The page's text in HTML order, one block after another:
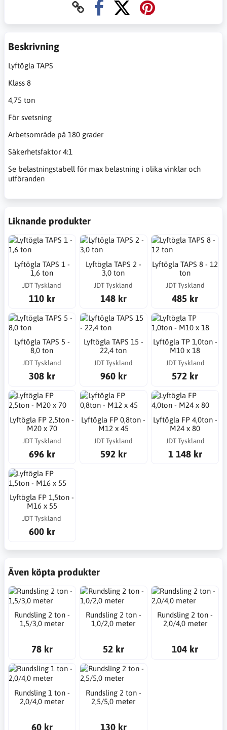
Beskrivning
Lyftögla TAPS
Klass 8
4,75 ton
För svetsning
Arbetsområde på 180 grader
Säkerhetsfaktor 4:1
Se belastningstabell för max belastning i olika vinklar och
utföranden
Liknande produkter
Lyftögla TAPS 1 -
1,6 ton
JDT Tyskland
110 kr
Lyftögla TAPS 2 -
3,0 ton
JDT Tyskland
148 kr
Lyftögla TAPS 8 - 12
ton
JDT Tyskland
485 kr
Lyftögla TAPS 5 -
8,0 ton
JDT Tyskland
308 kr
Lyftögla TAPS 15 -
22,4 ton
JDT Tyskland
960 kr
Lyftögla TP 1,0ton -
M10 x 18
JDT Tyskland
572 kr
Lyftögla FP 2,5ton -
M20 x 70
JDT Tyskland
696 kr
Lyftögla FP 0,8ton -
M12 x 45
JDT Tyskland
592 kr
Lyftögla FP 4,0ton -
M24 x 80
JDT Tyskland
1 148 kr
Lyftögla FP 1,5ton -
M16 x 55
JDT Tyskland
600 kr
Även köpta produkter
Rundsling 2 ton -
1,5/3,0 meter
78 kr
Rundsling 2 ton -
1,0/2,0 meter
52 kr
Rundsling 2 ton -
2,0/4,0 meter
104 kr
Rundsling 1 ton -
2,0/4,0 meter
60 kr
Rundsling 2 ton -
2,5/5,0 meter
130 kr